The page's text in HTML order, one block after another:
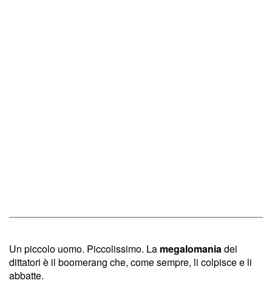
Un piccolo uomo. Piccolissimo. La megalomania dei
dittatori è il boomerang che, come sempre, li colpisce e li
abbatte.